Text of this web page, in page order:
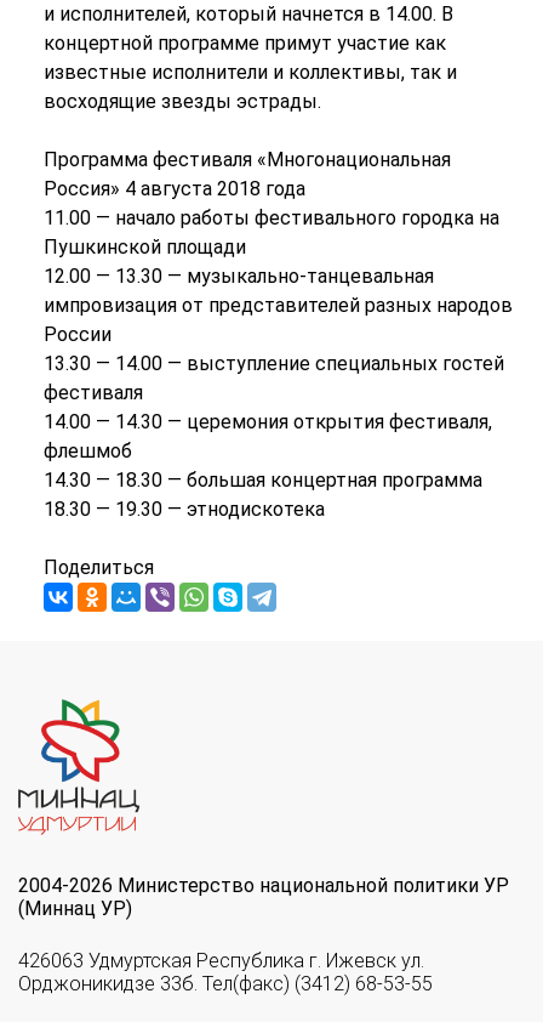
и исполнителей, который начнется в 14.00. В
концертной программе примут участие как
известные исполнители и коллективы, так и
восходящие звезды эстрады.
Программа фестиваля «Многонациональная
Россия» 4 августа 2018 года
11.00 — начало работы фестивального городка на
Пушкинской площади
12.00 — 13.30 — музыкально-танцевальная
импровизация от представителей разных народов
России
13.30 — 14.00 — выступление специальных гостей
фестиваля
14.00 — 14.30 — церемония открытия фестиваля,
флешмоб
14.30 — 18.30 — большая концертная программа
18.30 — 19.30 — этнодискотека
Поделиться
2004-2026 Министерство национальной политики УР
(Миннац УР)
426063 Удмуртская Республика г. Ижевск ул.
Орджоникидзе 33б. Тел(факс) (3412) 68-53-55